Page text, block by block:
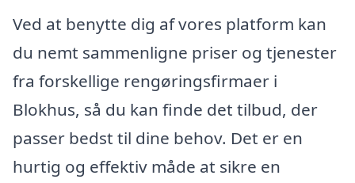
Ved at benytte dig af vores platform kan
du nemt sammenligne priser og tjenester
fra forskellige rengøringsfirmaer i
Blokhus, så du kan finde det tilbud, der
passer bedst til dine behov. Det er en
hurtig og effektiv måde at sikre en